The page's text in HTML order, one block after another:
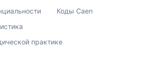
Коды Caen
практике